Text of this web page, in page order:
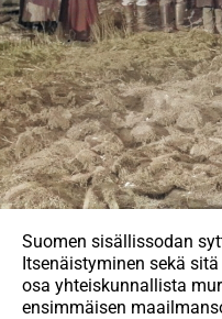
Suomen sisällissodan
Itsenäistyminen sekä
osa yhteiskunnallista
ensimmäisen